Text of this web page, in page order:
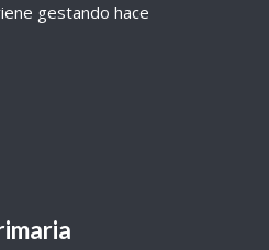
gestando hace